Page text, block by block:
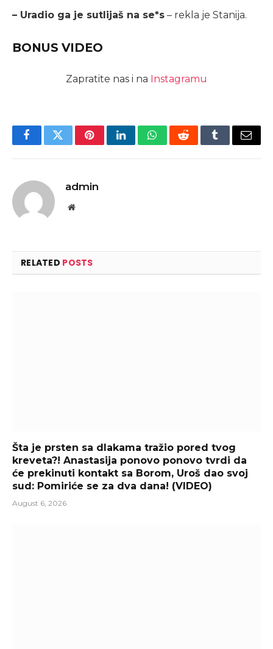
– Uradio ga je sutlijaš na se*s – rekla je Stanija.
BONUS VIDEO
Zapratite nas i na Instagramu
FacebookTwitterPinterestLinkedInWhatsAppRedditTumblrEmail
admin
Website
RELATED POSTS
Šta je prsten sa dlakama tražio pored tvog
kreveta?! Anastasija ponovo ponovo tvrdi da
će prekinuti kontakt sa Borom, Uroš dao svoj
sud: Pomiriće se za dva dana! (VIDEO)
August 6, 2026